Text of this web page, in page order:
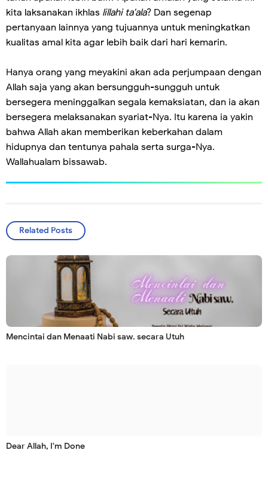
kita laksanakan ikhlas lillahi ta'ala? Dan segenap
pertanyaan lainnya yang tujuannya untuk meningkatkan
kualitas amal kita agar lebih baik dari hari kemarin.
Hanya orang yang meyakini akan ada perjumpaan dengan
Allah saja yang akan bersungguh-sungguh untuk
bersegera meninggalkan segala kemaksiatan, dan ia akan
bersegera melaksanakan syariat-Nya. Itu karena ia yakin
bahwa Allah akan memberikan keberkahan dalam
hidupnya dan tentunya pahala serta surga-Nya.
Wallahualam bissawab.
Related Posts
Mencintai dan Menaati Nabi saw. secara Utuh
Dear Allah, I'm Done